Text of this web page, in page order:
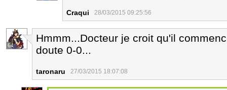
Craqui 28/03/2015 09:25:56
6
Hmmm...Docteur je croit qu'il
doute 0-0...
taronaru 27/03/2015 18:07:08